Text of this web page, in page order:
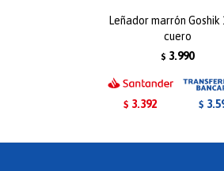
Leñador marrón Goshik
cuero
$ 3.990
$ 3.392 $